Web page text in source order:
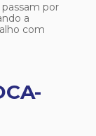
por
a
com